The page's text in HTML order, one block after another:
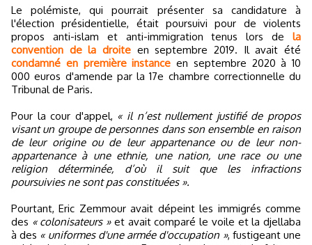
Le polémiste, qui pourrait présenter sa candidature à
l'élection présidentielle, était poursuivi pour de violents
propos anti-islam et anti-immigration tenus lors de la
convention de la droite en septembre 2019. Il avait été
condamné en première instance en septembre 2020 à 10
000 euros d'amende par la 17e chambre correctionnelle du
Tribunal de Paris.
Pour la cour d'appel, « il n’est nullement justifié de propos
visant un groupe de personnes dans son ensemble en raison
de leur origine ou de leur appartenance ou de leur non-
appartenance à une ethnie, une nation, une race ou une
religion déterminée, d’où il suit que les infractions
poursuivies ne sont pas constituées ».
Pourtant, Eric Zemmour avait dépeint les immigrés comme
des « colonisateurs »et avait comparé le voile et la djellaba
à des « uniformes d'une armée d'occupation », fustigeant une